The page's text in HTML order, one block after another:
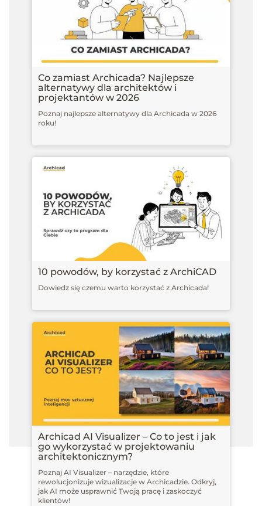
Co zamiast Archicada? Najlepsze
alternatywy dla architektów i
projektantów w 2026
Poznaj najlepsze alternatywy dla Archicada w 2026
roku!
10 powodów, by korzystać z ArchiCAD
Dowiedz się czemu warto korzystać z Archicada!
Archicad AI Visualizer – Co to jest i jak
go wykorzystać w projektowaniu
architektonicznym?
Poznaj AI Visualizer – narzędzie, które
rewolucjonizuje wizualizacje w Archicadzie. Odkryj,
jak AI może usprawnić Twoją pracę i zaskoczyć
klientów!